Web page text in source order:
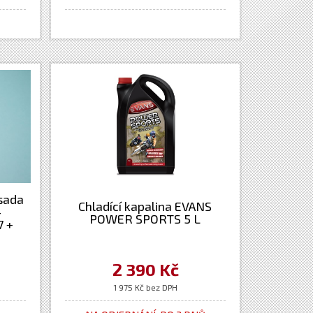
+
Chladící kapalina EVANS
POWER SPORTS 5 L
2 390 Kč
1 975 Kč bez DPH